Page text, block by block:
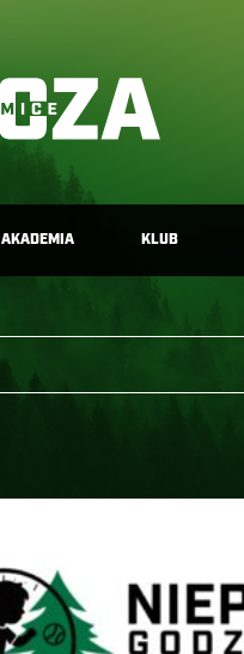
AKADEMIA KLUB